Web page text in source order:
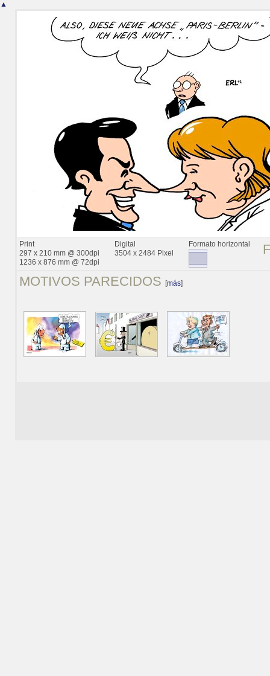
▲
Print
297 x 210 mm @ 300dpi
1236 x 876 mm @ 72dpi
Digital
3504 x 2484 Pixel
Formato horizontal
MOTIVOS PARECIDOS [más]